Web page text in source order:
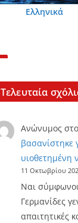
Ελληνικά
Τελευταία
Ανώνυμοςστο
βασανίστηκε
υιοθετημένη
11 Οκτωβρίου
Ναι
Γερμανίδες
απαιτητικές